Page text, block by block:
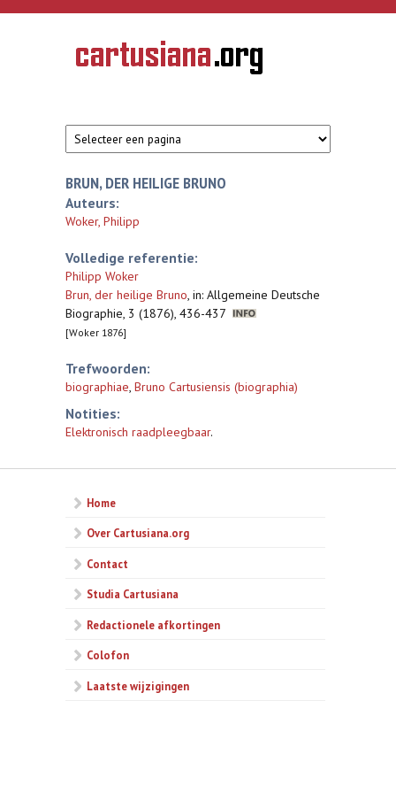
Overslaan en naar de inhoud gaan
CARTUSIANA
Geschiedenis
van de
BRUN, DER HEILIGE BRUNO
Auteurs:
Woker, Philipp
Volledige referentie:
Philipp Woker
Brun, der heilige Bruno, in: Allgemeine Deutsche
Biographie, 3 (1876), 436-437
[Woker 1876]
Trefwoorden:
biographiae, Bruno Cartusiensis (biographia)
Notities:
Elektronisch raadpleegbaar.
Home
Over Cartusiana.org
Contact
Studia Cartusiana
Redactionele afkortingen
Colofon
Laatste wijzigingen